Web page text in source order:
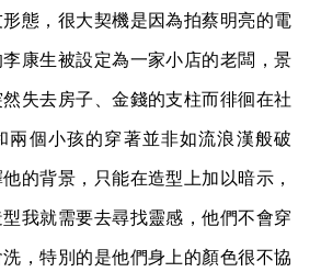
態，很大契機是因為拍蔡明亮的電
康生被設定為一家小店的老闆，景
失去房子、金錢的支柱而徘徊在社
兩個小孩的穿著並非如流浪漢般破
的背景，只能在造型上加以暗示，
型我就需要去尋找靈感，他們不會穿
，特別的是他們身上的顏色很不協